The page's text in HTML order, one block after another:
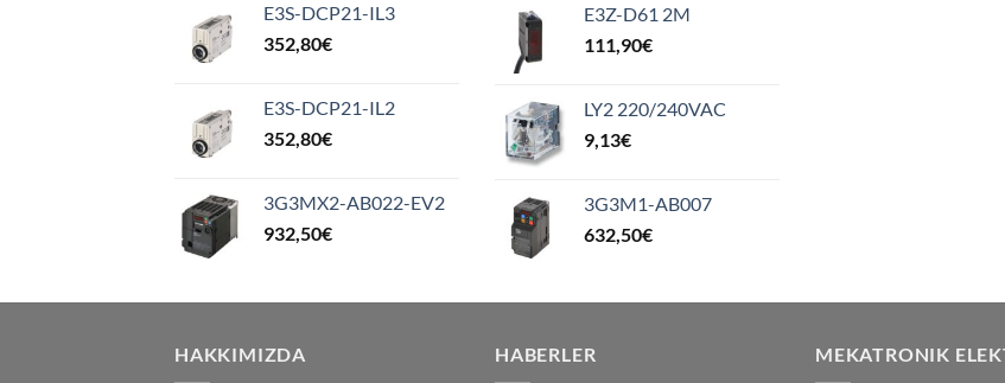
E3S-DCP21-IL3
352,80€
E3S-DCP21-IL2
352,80€
3G3MX2-AB022-EV2
932,50€
E3Z-D61 2M
111,90€
LY2 220/240VAC
9,13€
3G3M1-AB007
632,50€
HAKKIMIZDA HABERLER MEKATRONIK